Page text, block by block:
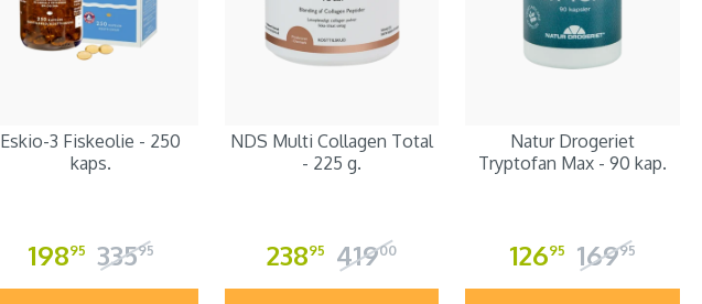
Eskio-3 Fiskeolie - 250
kaps.
19895 33595
NDS Multi Collagen Total
- 225 g.
23895 41900
Natur Drogeriet
Tryptofan Max - 90 kap.
12695 16995